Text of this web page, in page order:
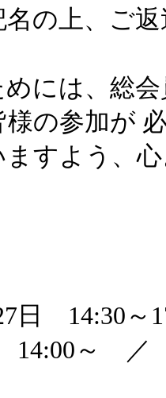
の上、ご
には、総
の参加が
すよう、
日 14:30～
～ ／